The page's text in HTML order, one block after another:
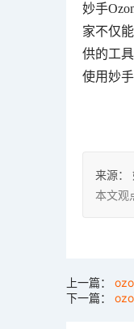
妙手
家不仅
供的工
使用妙
来源：
本文观
上一篇：
下一篇：